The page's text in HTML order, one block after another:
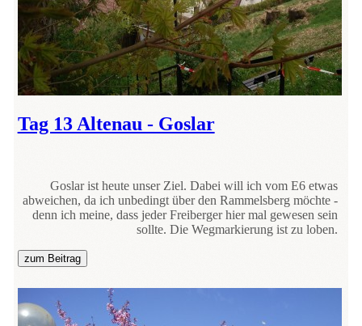
Tag 13 Altenau - Goslar
Goslar ist heute unser Ziel. Dabei will ich vom E6 etwas
abweichen, da ich unbedingt über den Rammelsberg möchte -
denn ich meine, dass jeder Freiberger hier mal gewesen sein
sollte. Die Wegmarkierung ist zu loben.
zum Beitrag